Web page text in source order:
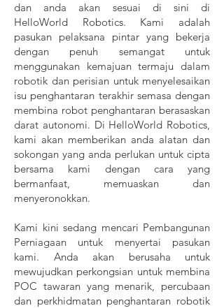
dan anda akan sesuai di sini di
HelloWorld Robotics. Kami adalah
pasukan pelaksana pintar yang bekerja
dengan penuh semangat untuk
menggunakan kemajuan termaju dalam
robotik dan perisian untuk menyelesaikan
isu penghantaran terakhir semasa dengan
membina robot penghantaran berasaskan
darat autonomi. Di HelloWorld Robotics,
kami akan memberikan anda alatan dan
sokongan yang anda perlukan untuk cipta
bersama kami dengan cara yang
bermanfaat, memuaskan dan
menyeronokkan.
Kami kini sedang mencari Pembangunan
Perniagaan untuk menyertai pasukan
kami. Anda akan berusaha untuk
mewujudkan perkongsian untuk membina
POC tawaran yang menarik, percubaan
dan perkhidmatan penghantaran robotik